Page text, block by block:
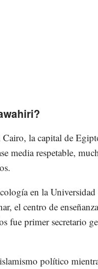
la capital de
media respetable,
en la
el centro de
fue primer secretario
político